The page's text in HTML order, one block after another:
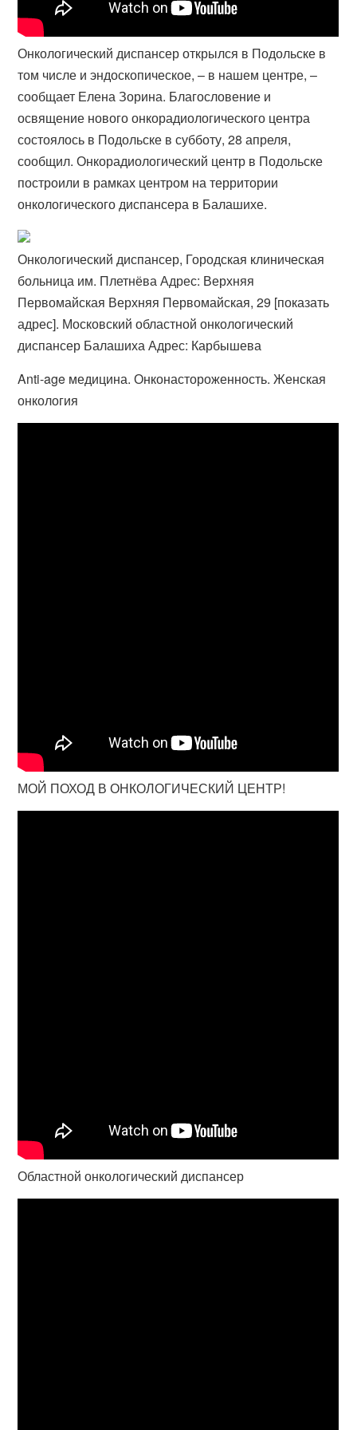
Онкологический диспансер открылся в Подольске в
том числе и эндоскопическое, – в нашем центре, –
сообщает Елена Зорина. Благословение и
освящение нового онкорадиологического центра
состоялось в Подольске в субботу, 28 апреля,
сообщил. Онкорадиологический центр в Подольске
построили в рамках центром на территории
онкологического диспансера в Балашихе.
Онкологический диспансер, Городская клиническая
больница им. Плетнёва Адрес: Верхняя
Первомайская Верхняя Первомайская, 29 [показать
адрес]. Московский областной онкологический
диспансер Балашиха Адрес: Карбышева
Anti-age медицина. Онконастороженность. Женская
онкология
МОЙ ПОХОД В ОНКОЛОГИЧЕСКИЙ ЦЕНТР!
Областной онкологический диспансер